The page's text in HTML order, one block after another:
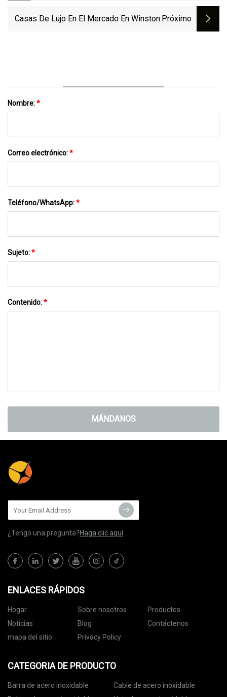
Casas De Lujo En El Mercado En Winston:próximo
Nombre:*
Correo electrónico:*
Teléfono/WhatsApp:*
Sujeto:*
Contenido:*
MÁNDANOS
¿Tengo una pregunta?Haga clic aquí
ENLACES RÁPIDOS
Hogar Sobre nosotros
Productos
Noticias
Blog
Contáctenos
mapa del sitio
Privacy Policy
CATEGORIA DE PRODUCTO
Barra de acero inoxidable
Cable de acero inoxidable